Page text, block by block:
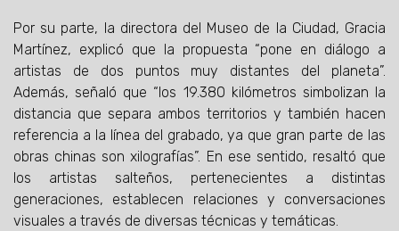
Por su parte, la directora del Museo de la Ciudad, Gracia
Martínez, explicó que la propuesta “pone en diálogo a
artistas de dos puntos muy distantes del planeta”.
Además, señaló que “los 19.380 kilómetros simbolizan la
distancia que separa ambos territorios y también hacen
referencia a la línea del grabado, ya que gran parte de las
obras chinas son xilografías”. En ese sentido, resaltó que
los artistas salteños, pertenecientes a distintas
generaciones, establecen relaciones y conversaciones
visuales a través de diversas técnicas y temáticas.